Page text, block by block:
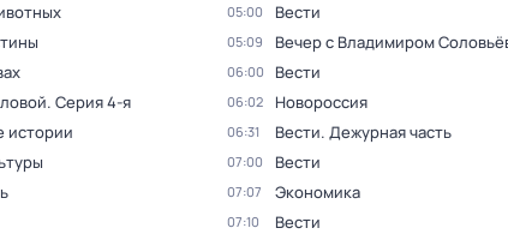
. Серия 4-я
истории
05:00 Вести
05:09 Вечер с Владимиром
06:00 Вести
06:02 Новороссия
06:31 Вести. Дежурная часть
07:00 Вести
07:07 Экономика
07:10 Вести